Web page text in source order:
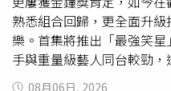
熟悉組合回歸，更全面升
樂。首集將推出「最強笑
手與重量級藝人同台較勁
舞秀炒熱全場，不僅重現
08月06日, 2026